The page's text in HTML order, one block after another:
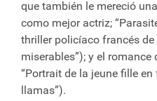
que también le mereció
como mejor actriz;
thriller policíaco francés de
miserables”); y el
“Portrait de la jeune fille en
llamas”).